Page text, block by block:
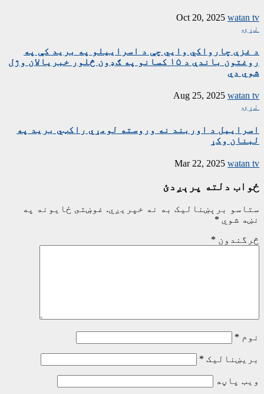
Oct 20, 2025 watan tv
نړۍ
د غزې چارواکي وايي چې د اسراییلو په برید کې په
روغتون باندې د ۱۵ کسانو په ګډون څلور خبریالان وژل
شوي دي
Aug 25, 2025 watan tv
نړۍ
اسراییل د اوربند نه وروسته لومړي راکټي برید په
لبنان وکړ
Mar 22, 2025 watan tv
ځواب دلته پرېږدئ
ستاسو برېښناليک به نه خپريږي. غوښتى ځایونه په
نښه شوي *
څرگندون *
نوم *
بریښنالیک *
ویب پاڼه